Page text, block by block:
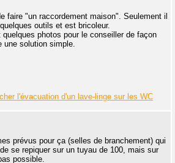
faire "un raccordement maison". Seulement il
outils et est bricoleur.
photos pour le conseiller de façon
solution simple.
l'évacuation d'un lave-linge sur les WC
prévus pour ça (selles de branchement) qui
se repiquer sur un tuyau de 100, mais sur
possible.